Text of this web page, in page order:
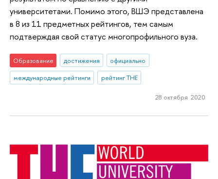
университетами. Помимо этого, ВШЭ представлена
в 8 из 11 предметных рейтингов, тем самым
подтверждая свой статус многопрофильного вуза.
Образование достижения
официально
международные рейтинги
рейтинг THE
28 октября 2020